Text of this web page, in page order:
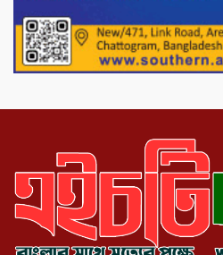
পাটগ্রামে
উদ্দিন ফাউন্ডেশন